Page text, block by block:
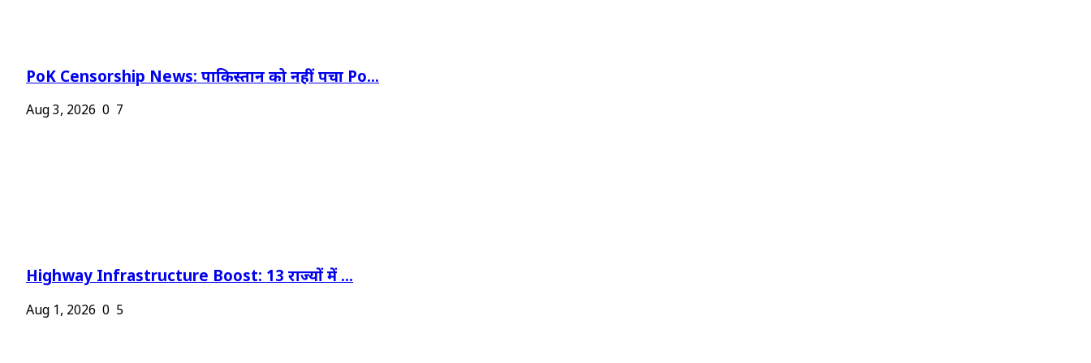
PoK Censorship News: पाकिस्तान को नहीं पचा Po...
Aug 3, 2026 0 7
Highway Infrastructure Boost: 13 राज्यों में ...
Aug 1, 2026 0 5